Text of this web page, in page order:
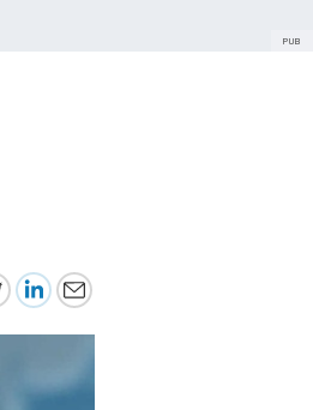
PUB